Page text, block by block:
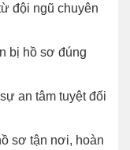
đội ngũ chuyên
bị hồ sơ đúng
an tâm tuyệt đối
sơ tận nơi, hoàn